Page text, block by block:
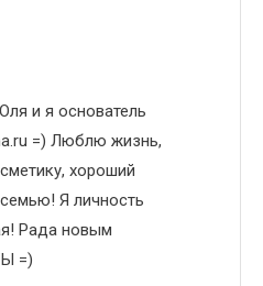
и я основатель
=) Люблю жизнь,
хороший
Я личность
Рада новым
=)